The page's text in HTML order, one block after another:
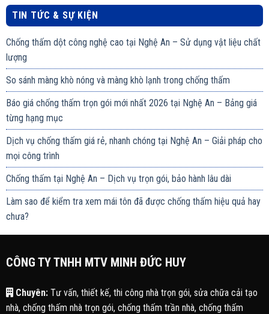
TIN TỨC & SỰ KIỆN
Chống thấm dột công nghệ cao tại Nghệ An – Sử dụng vật liệu chất
lượng
So sánh màng khò nóng và màng khò lạnh trong chống thấm
Báo giá chống thấm trọn gói mới nhất 2026 tại Nghệ An – Bảng giá
từng hạng mục
Dịch vụ chống thấm giá rẻ, nhanh chóng tại Nghệ An – Giải pháp cho
mọi công trình
Chống thấm tại Nghệ An – Dịch vụ trọn gói, bảo hành lâu dài
Làm sao để kiểm tra xem mái tôn đã được chống thấm hiệu quả hay
chưa?
CÔNG TY TNHH MTV MINH ĐỨC HUY
Chuyên:Tư vấn, thiết kế, thi công nhà trọn gói, sửa chữa cải tạo
nhà, chống thấm nhà trọn gói, chống thấm trần nhà, chống thấm